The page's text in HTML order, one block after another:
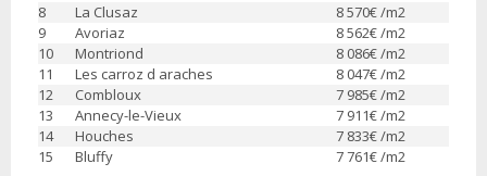
8
La Clusaz 8 570€ /m2
9
Avoriaz 8 562€ /m2
10
Montriond 8 086€ /m2
11
Les carroz d araches 8 047€ /m2
12
Combloux 7 985€ /m2
13
Annecy-le-Vieux 7 911€ /m2
14
Houches 7 833€ /m2
15
Bluffy 7 761€ /m2